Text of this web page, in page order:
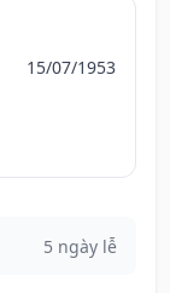
15/07/1953
5 ngày lễ